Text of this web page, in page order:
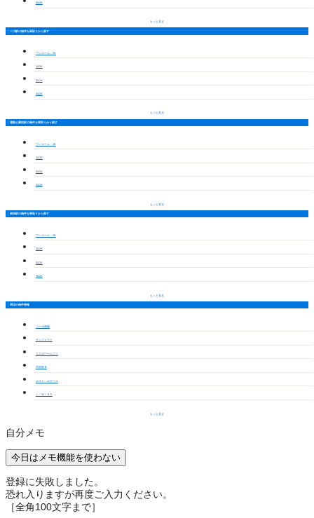
3LDK
もっと見る
二川駅の物件を間取りから探す
ワンルーム・1K
1LDK
2LDK
3LDK
もっと見る
運動公園前駅の物件を間取りから探す
ワンルーム・1K
1LDK
2LDK
3LDK
もっと見る
南栄駅の物件を間取りから探す
ワンルーム・1K
1LDK
2LDK
3LDK
もっと見る
周辺の物件情報
コーポ南陽
サンジェイド
エスポワールフジ
宮前館Ｂ
エスト・ボヌール
Ｉ・ＷＩＮＤ
もっと見る
自分メモ
今日はメモ機能を使わない
登録に失敗しました。
恐れ入りますが再度ご入力ください。
［全角100文字まで］